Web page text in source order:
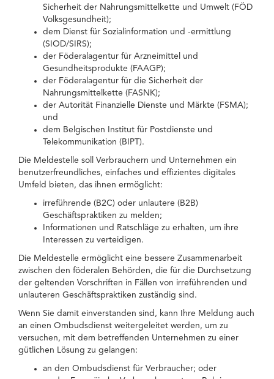
Sicherheit der Nahrungsmittelkette und Umwelt (FÖD
Volksgesundheit);
dem Dienst für Sozialinformation und -ermittlung
(SIOD/SIRS);
der Föderalagentur für Arzneimittel und
Gesundheitsprodukte (FAAGP);
der Föderalagentur für die Sicherheit der
Nahrungsmittelkette (FASNK);
der Autorität Finanzielle Dienste und Märkte (FSMA);
und
dem Belgischen Institut für Postdienste und
Telekommunikation (BIPT).
Die Meldestelle soll Verbrauchern und Unternehmen ein
benutzerfreundliches, einfaches und effizientes digitales
Umfeld bieten, das ihnen ermöglicht:
irreführende (B2C) oder unlautere (B2B)
Geschäftspraktiken zu melden;
Informationen und Ratschläge zu erhalten, um ihre
Interessen zu verteidigen.
Die Meldestelle ermöglicht eine bessere Zusammenarbeit
zwischen den föderalen Behörden, die für die Durchsetzung
der geltenden Vorschriften in Fällen von irreführenden und
unlauteren Geschäftspraktiken zuständig sind.
Wenn Sie damit einverstanden sind, kann Ihre Meldung auch
an einen Ombudsdienst weitergeleitet werden, um zu
versuchen, mit dem betreffenden Unternehmen zu einer
gütlichen Lösung zu gelangen:
an den Ombudsdienst für Verbraucher; oder